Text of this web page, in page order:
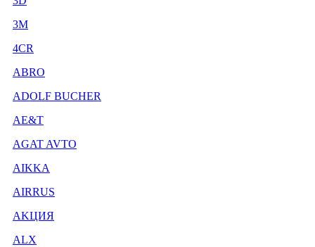
3М
4CR
ABRO
ADOLF BUCHER
AE&T
AGAT AVTO
AIKKA
AIRRUS
AKЦИЯ
ALX